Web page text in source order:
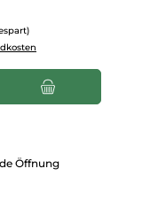
ein oder benutze die